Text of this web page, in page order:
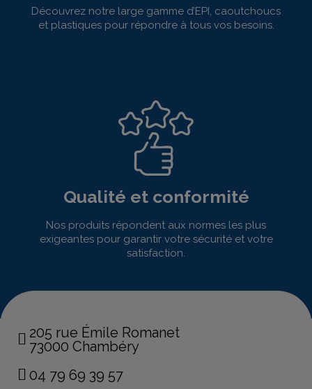
Découvrez notre large gamme d’EPI, caoutchoucs
et plastiques pour répondre à tous vos besoins.
Qualité et conformité
Nos produits répondent aux normes les plus
exigeantes pour garantir votre sécurité et votre
satisfaction.
205 rue Émile Romanet
73000 Chambéry
04 79 69 39 57